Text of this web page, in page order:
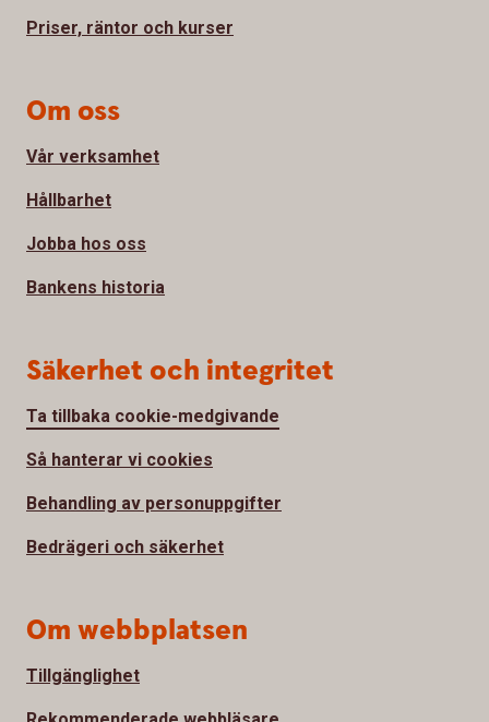
Priser, räntor och kurser
Om oss
Vår verksamhet
Hållbarhet
Jobba hos oss
Bankens historia
Säkerhet och integritet
Ta tillbaka cookie-medgivande
Så hanterar vi cookies
Behandling av personuppgifter
Bedrägeri och säkerhet
Om webbplatsen
Tillgänglighet